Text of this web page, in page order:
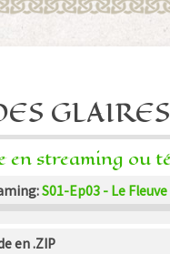
en streaming ou
:S01-Ep03 - Le
en .ZIP